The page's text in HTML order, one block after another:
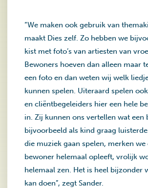
“We maken ook gebruik van
maakt Dies zelf. Zo hebben we
kist met foto’s van artiesten van
Bewoners hoeven dan alleen maar
een foto en dan weten wij welk
kunnen spelen. Uiteraard spelen
en cliëntbegeleiders hier een hele
in. Zij kunnen ons vertellen wat een
bijvoorbeeld als kind graag
die muziek gaan spelen, merken we
bewoner helemaal opleeft, vrolijk
helemaal zen. Het is heel bijzonder
kan doen”, zegt Sander.